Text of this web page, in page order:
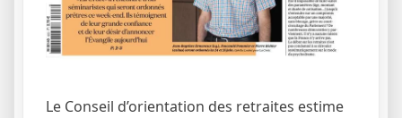
Le Conseil d’orientation des retraites estime